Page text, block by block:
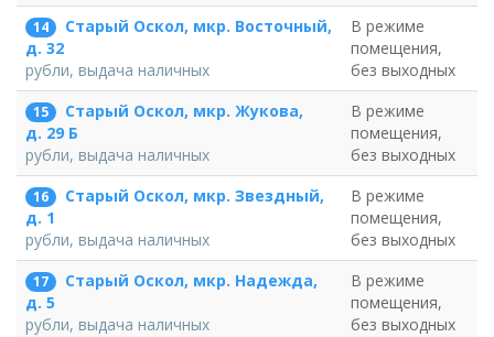
14
Старый Оскол, мкр. Восточный,
д. 32
рубли, выдача наличных
В режиме
помещения,
без выходных
15
Старый Оскол, мкр. Жукова,
д. 29 Б
рубли, выдача наличных
В режиме
помещения,
без выходных
16
Старый Оскол, мкр. Звездный,
д. 1
рубли, выдача наличных
В режиме
помещения,
без выходных
17
Старый Оскол, мкр. Надежда,
д. 5
рубли, выдача наличных
В режиме
помещения,
без выходных